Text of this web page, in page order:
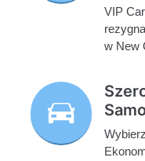
VIP
w New